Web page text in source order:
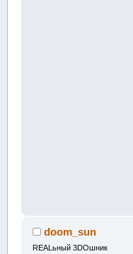
doom_sun
REALьный 3DOшник